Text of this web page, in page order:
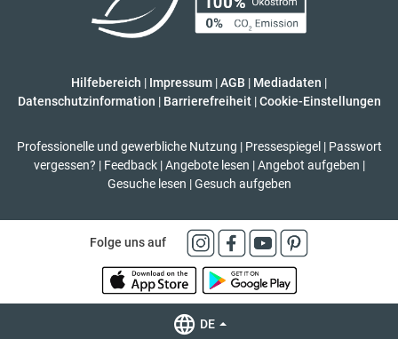
Hilfebereich | Impressum |AGB | Mediadaten |
Datenschutzinformation | Barrierefreiheit | Cookie-Einstellungen
Professionelle und gewerbliche Nutzung | Pressespiegel | Passwort
vergessen? | Feedback | Angebote lesen | Angebot aufgeben |
Gesuche lesen | Gesuch aufgeben
Folge uns auf
DE